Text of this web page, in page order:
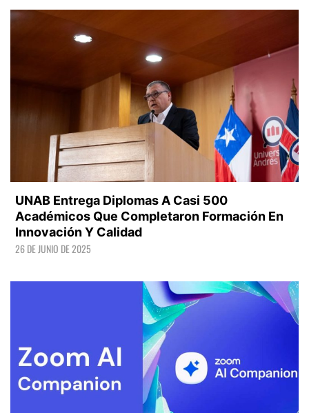
UNAB Entrega Diplomas A Casi 500
Académicos Que Completaron Formación En
Innovación Y Calidad
26 DE JUNIO DE 2025